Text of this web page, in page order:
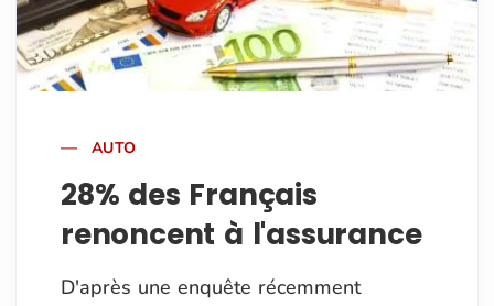
AUTO
28% des Français
renoncent à l'assurance
D'après une enquête récemment